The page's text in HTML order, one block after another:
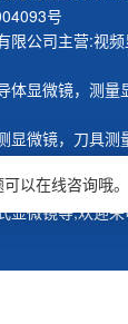
号
限公司主营:视
体显微镜， 测量
显微镜， 刀具测
镜，微分干涉显
显微镜等,欢迎
以在线咨询哦。